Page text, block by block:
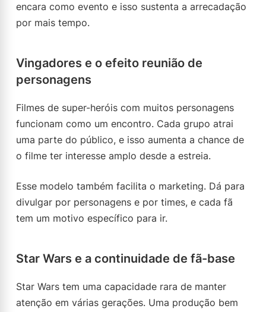
encara como evento e isso sustenta a arrecadação
por mais tempo.
Vingadores e o efeito reunião de
personagens
Filmes de super-heróis com muitos personagens
funcionam como um encontro. Cada grupo atrai
uma parte do público, e isso aumenta a chance de
o filme ter interesse amplo desde a estreia.
Esse modelo também facilita o marketing. Dá para
divulgar por personagens e por times, e cada fã
tem um motivo específico para ir.
Star Wars e a continuidade de fã-base
Star Wars tem uma capacidade rara de manter
atenção em várias gerações. Uma produção bem